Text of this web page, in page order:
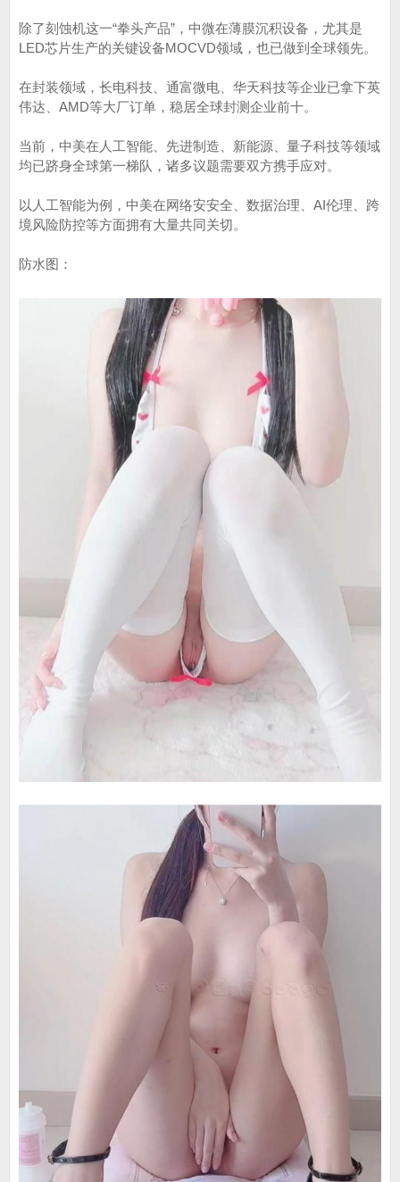
除了刻蚀机这一“拳头产品”，中微在薄膜沉积设备，尤其是
LED芯片生产的关键设备MOCVD领域，也已做到全球领先。
在封装领域，长电科技、通富微电、华天科技等企业已拿下英
伟达、AMD等大厂订单，稳居全球封测企业前十。
当前，中美在人工智能、先进制造、新能源、量子科技等领域
均已跻身全球第一梯队，诸多议题需要双方携手应对。
以人工智能为例，中美在网络安安全、数据治理、AI伦理、跨
境风险防控等方面拥有大量共同关切。
防水图：